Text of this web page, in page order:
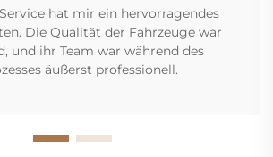
hat mir ein hervorragendes
Die Qualität der Fahrzeuge war
und ihr Team war während des
äußerst professionell.